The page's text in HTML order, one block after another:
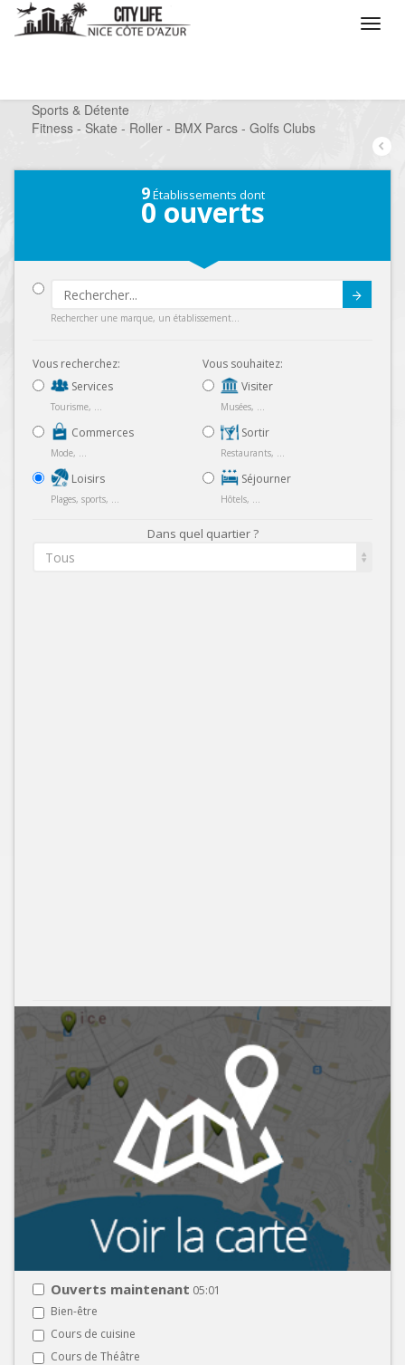
Sports & Détente
/
Fitness - Skate - Roller - BMX Parcs - Golfs Clubs
9Établissements dont
0 ouverts
Rechercher une marque, un établissement...
Vous recherchez:
Services
Tourisme, ...
Commerces
Mode, ...
Loisirs
Plages, sports, ...
Vous souhaitez:
Visiter
Musées, ...
Sortir
Restaurants, ...
Séjourner
Hôtels, ...
Dans quel quartier ?
Tous
Ouverts maintenant 05:01
Bien-être
Cours de cuisine
Cours de Théâtre